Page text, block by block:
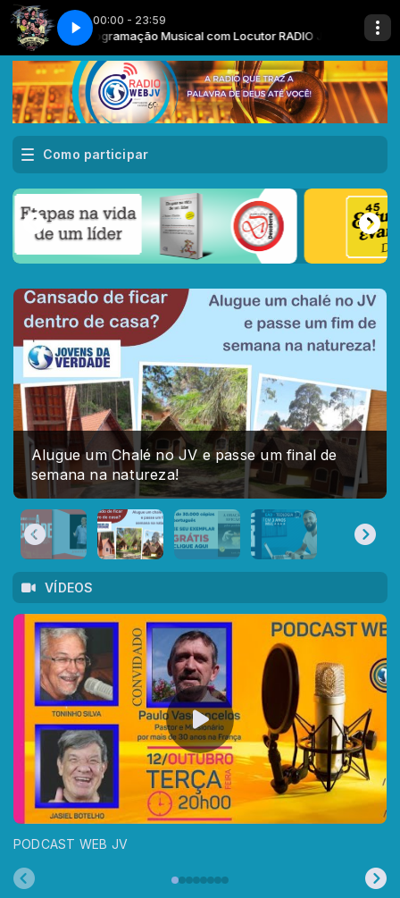
00:00 - 23:59
Programação Musical com Locutor RADIO JV WEB
PROJETO QUATRO PERNAS PROJETO
Como participar
Alugue um Chalé no JV e passe um final de
semana na natureza!
VÍDEOS
PODCAST WEB JV